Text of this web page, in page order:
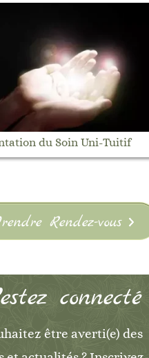
Nocturne de Vanosc –
1 août
Rendez-vous
connecté
être averti(e) des